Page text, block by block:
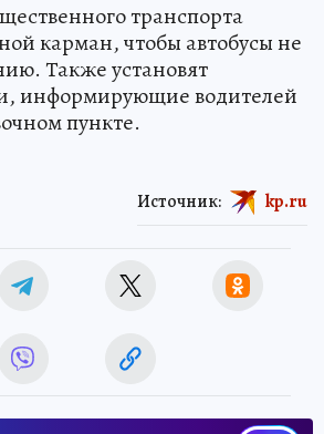
транспорта
карман, чтобы автобусы не
Также установят
информирующие водителей
пункте.
Источник: kp.ru